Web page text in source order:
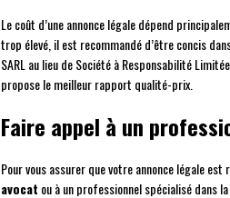
Le coût d’une annonce légale dépend
trop élevé, il est recommandé d’être concis
SARL au lieu de Société à Responsabilité
propose le meilleur rapport qualité-prix.
Faire appel à un
Pour vous assurer que votre annonce légale
avocat ou à un professionnel spécialisé dans